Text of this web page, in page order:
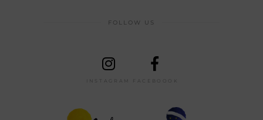
FOLLOW US
INSTAGRAM FACEBOOOK